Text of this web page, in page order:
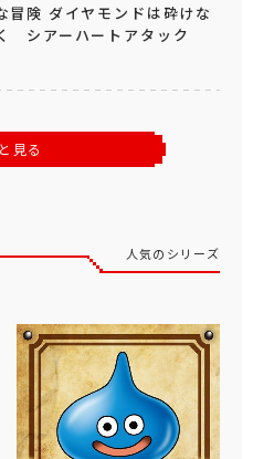
冒険 ダイヤモンドは砕けな
シアーハートアタック
見る
人気のシリーズ